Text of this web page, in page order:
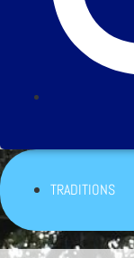
TRADITIONS